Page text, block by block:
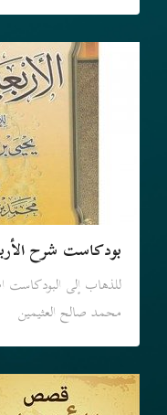
بودكاست شرح
للذهاب إلى البودكاست
محمد صالح العثيمين